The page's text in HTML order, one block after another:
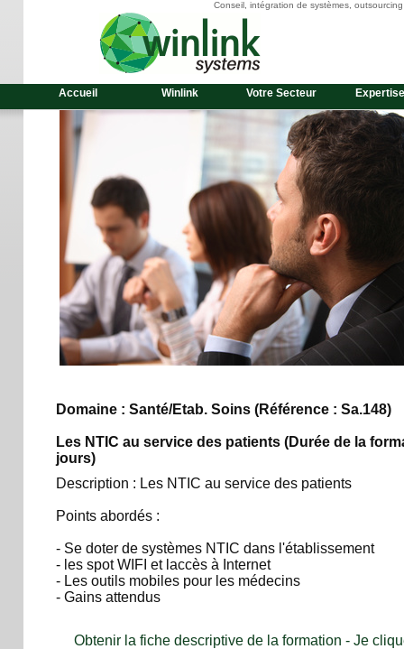
Conseil, intégration de systèmes,
Accueil Winlink Votre Secteur
Domaine : Santé/Etab. Soins (Référence : Sa.148)
Les NTIC au service des patients (Durée de la
jours)
Description : Les NTIC au service des patients
Points abordés :
- Se doter de systèmes NTIC dans l'établissement
- les spot WIFI et laccès à Internet
- Les outils mobiles pour les médecins
- Gains attendus
Obtenir la fiche descriptive de la formation - Je